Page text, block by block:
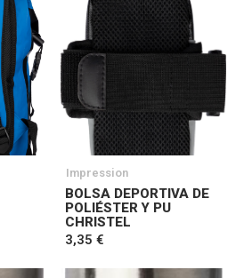
Impression
BOLSA DEPORTIVA DE
POLIÉSTER Y PU
CHRISTEL
3,35 €